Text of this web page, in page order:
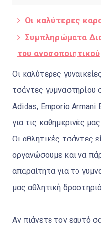
Οι καλύτερες
Συμπληρώματα
του ανοσοποιητικού
Οι καλύτερες
τσάντες
Adidas, Emporio Armani
για τις καθημερινές
Οι αθλητικές τσάντες
οργανώσουμε και να
απαραίτητα για το
μας αθλητική
Αν πιάνετε τον εαυτό